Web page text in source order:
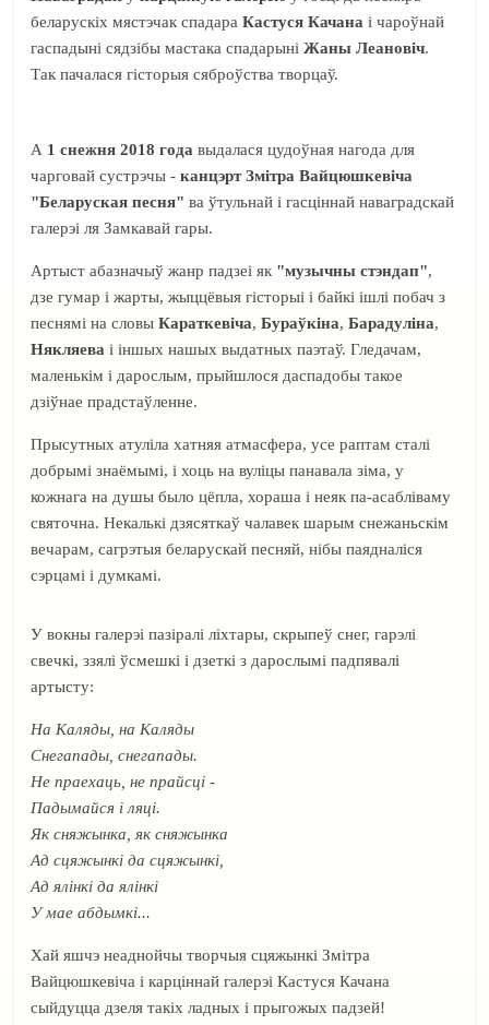
беларускіх мястэчак спадараКастуся Качана і чароўнай
гаспадыні сядзібы мастака спадарыніЖаны Леановіч.
Так пачалася гісторыя сяброўства творцаў.
А 1 снежня 2018 года выдалася цудоўная нагода для
чарговай сустрэчы -канцэрт Змітра Вайцюшкевіча
"Беларуская песня" ва ўтульнай і гасціннай наваградскай
галерэі ля Замкавай гары.
Артыст абазначыў жанр падзеі як "музычны стэндап",
дзе гумар і жарты, жыццёвыя гісторыі і байкі ішлі побач з
песнямі на словыКараткевіча,Бураўкіна,Барадуліна,
Някляева і іншых нашых выдатных паэтаў. Гледачам,
маленькім і дарослым, прыйшлося даспадобы такое
дзіўнае прадстаўленне.
Прысутных атуліла хатняя атмасфера, усе раптам сталі
добрымі знаёмымі, і хоць на вуліцы панавала зіма, у
кожнага на душы было цёпла, хораша і неяк па-асабліваму
святочна. Некалькі дзясяткаў чалавек шарым снежаньскім
вечарам, сагрэтыя беларускай песняй, нібы паядналіся
сэрцамі і думкамі.
У вокны галерэі пазіралі ліхтары, скрыпеў снег, гарэлі
свечкі, ззялі ўсмешкі і дзеткі з дарослымі падпявалі
артысту:
На Каляды, на Каляды
Снегапады, снегапады.
Не праехаць, не прайсцi -
Падымайся i ляцi.
Як сняжынка, як сняжынка
Ад сцяжынкi да сцяжынкi,
Ад ялiнкi да ялiнкi
У мае абдымкi...
Хай яшчэ неаднойчы творчыя сцяжынкі Змітра
Вайцюшкевіча і карціннай галерэі Кастуся Качана
сыйдуцца дзеля такіх ладных і прыгожых падзей!